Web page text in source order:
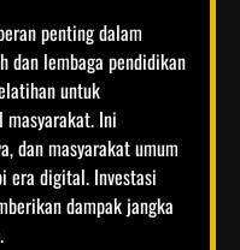
penting dalam
dan lembaga pendidikan
untuk
Ini
dan masyarakat umum
era digital. Investasi
dampak jangka